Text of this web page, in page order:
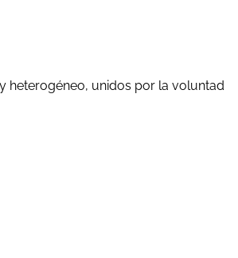
heterogéneo, unidos por la voluntad